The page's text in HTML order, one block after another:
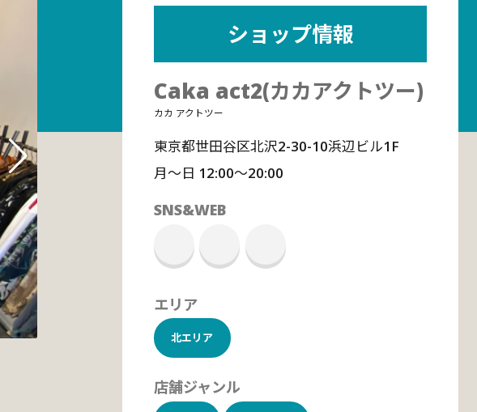
ショップ情報
Caka act2(カカアクトツー)
カカ アクトツー
東京都世田谷区北沢2-30-10浜辺ビル1F
月～日 12:00～20:00
SNS&WEB
エリア
北エリア
店舗ジャンル